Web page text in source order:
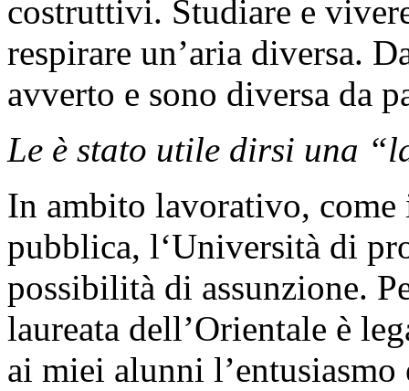
costruttivi. Studiare e
respirare un’aria diversa.
avverto e sono diversa da
Le è stato utile dirsi una
In ambito lavorativo, come
pubblica, l‘Università di
possibilità di assunzione.
laureata dell’Orientale è
ai miei alunni